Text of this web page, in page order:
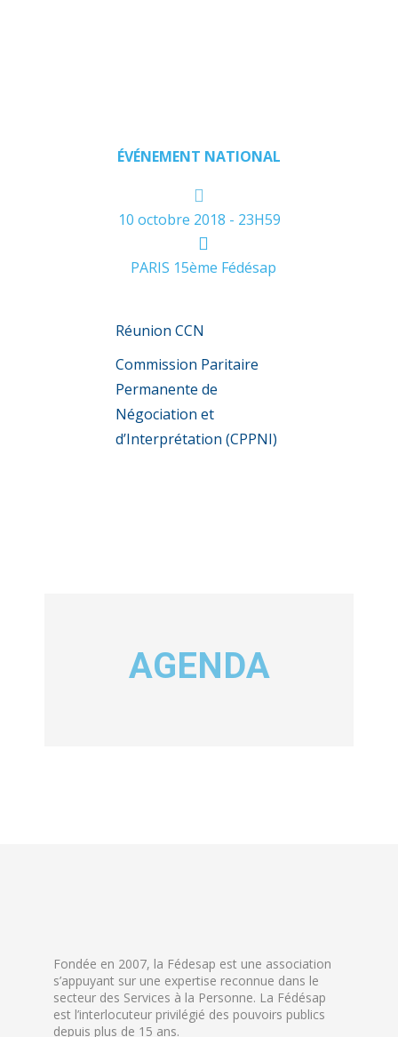
ÉVÉNEMENT NATIONAL
10 octobre 2018 - 23H59
PARIS 15ème Fédésap
Réunion CCN
Commission Paritaire
Permanente de
Négociation et
d’Interprétation (CPPNI)
AGENDA
Fondée en 2007, la Fédesap est une association
s’appuyant sur une expertise reconnue dans le
secteur des Services à la Personne. La Fédésap
est l’interlocuteur privilégié des pouvoirs publics
depuis plus de 15 ans.